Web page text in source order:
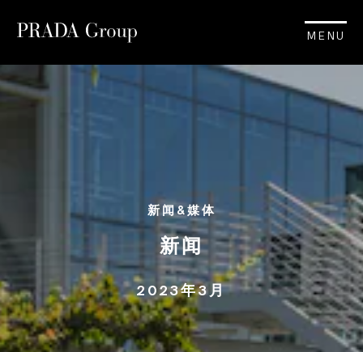
MENU
新闻&媒体
新闻
2023年3月